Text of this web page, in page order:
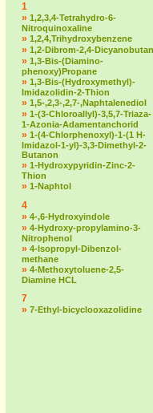
1
» 1,2,3,4-Tetrahydro-6-
Nitroquinoxaline
» 1,2,4,Trihydroxybenzene
» 1,2-Dibrom-2,4-Dicyanobutan
» 1,3-Bis-(Diamino-
phenoxy)Propane
» 1,3-Bis-(Hydroxymethyl)-
Imidazolidin-2-Thion
» 1,5-,2,3-,2,7-,Naphtalenediol
» 1-(3-Chloroallyl)-3,5,7-Triaza-
1-Azonia-Adamentanchorid
» 1-(4-Chlorphenoxyl)-1-(1 H-
Imidazol-1-yl)-3,3-Dimethyl-2-
Butanon
» 1-Hydroxypyridin-Zinc-2-
Thion
» 1-Naphtol
4
» 4-,6-Hydroxyindole
» 4-Hydroxy-propylamino-3-
Nitrophenol
» 4-Isopropyl-Dibenzol-
methane
» 4-Methoxytoluene-2,5-
Diamine HCL
7
» 7-Ethyl-bicyclooxazolidine